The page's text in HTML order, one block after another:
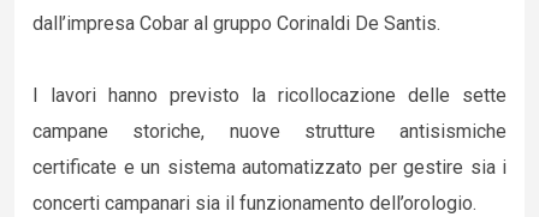
dall’impresa Cobar al gruppo Corinaldi De Santis.
I lavori hanno previsto la ricollocazione delle sette
campane storiche, nuove strutture antisismiche
certificate e un sistema automatizzato per gestire sia i
concerti campanari sia il funzionamento dell’orologio.